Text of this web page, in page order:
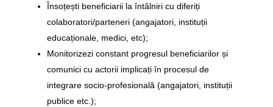
Însoțești beneficiarii la întâlniri cu diferiți
colaboratori/parteneri (angajatori, instituții
educaționale, medici, etc);
Monitorizezi constant progresul beneficiarilor și
comunici cu actorii implicați în procesul de
integrare socio-profesională (angajatori, instituții
publice etc.);